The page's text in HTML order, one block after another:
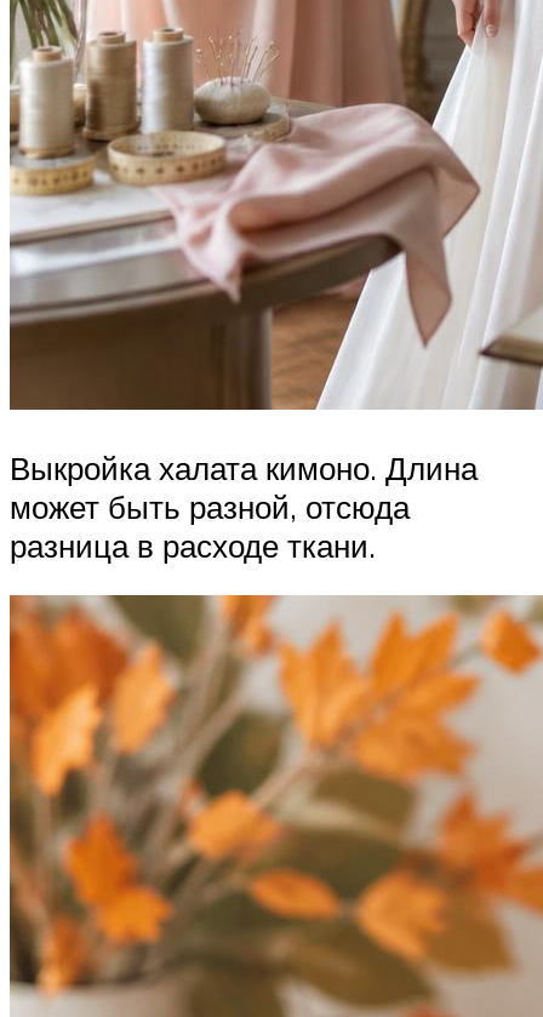
Выкройка халата кимоно. Длина
может быть разной, отсюда
разница в расходе ткани.